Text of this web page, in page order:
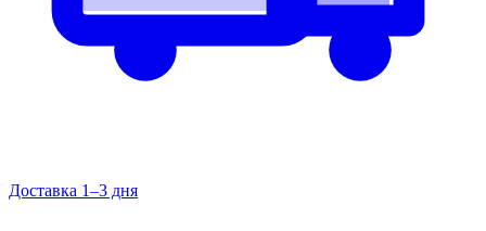
Доставка 1–3 дня